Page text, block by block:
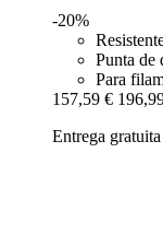
-20%
Punta de
Para
157,59 €
Entrega